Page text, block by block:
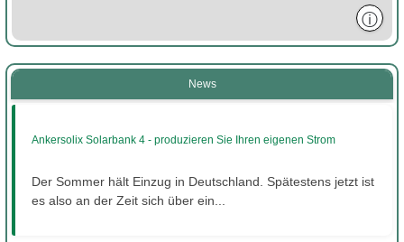
ⓘ
News
Ankersolix Solarbank 4 - produzieren Sie Ihren eigenen Strom
Der Sommer hält Einzug in Deutschland. Spätestens jetzt ist
es also an der Zeit sich über ein...